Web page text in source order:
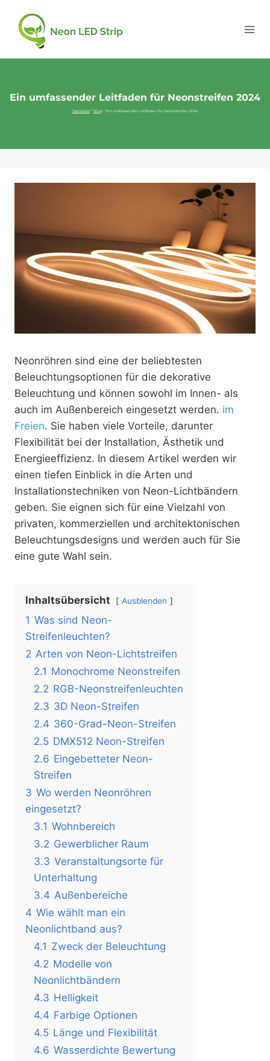
Ein umfassender Leitfaden für Neonstreifen 2024
Startseite " Blog " Ein umfassender Leitfaden für Neonstreifen 2024
Neonröhren sind eine der beliebtesten
Beleuchtungsoptionen für die dekorative
Beleuchtung und können sowohl im Innen- als
auch im Außenbereich eingesetzt werden. im
Freien. Sie haben viele Vorteile, darunter
Flexibilität bei der Installation, Ästhetik und
Energieeffizienz. In diesem Artikel werden wir
einen tiefen Einblick in die Arten und
Installationstechniken von Neon-Lichtbändern
geben. Sie eignen sich für eine Vielzahl von
privaten, kommerziellen und architektonischen
Beleuchtungsdesigns und werden auch für Sie
eine gute Wahl sein.
Inhaltsübersicht Ausblenden
1 Was sind Neon-
Streifenleuchten?
2 Arten von Neon-Lichtstreifen
2.1 Monochrome Neonstreifen
2.2 RGB-Neonstreifenleuchten
2.3 3D Neon-Streifen
2.4 360-Grad-Neon-Streifen
2.5 DMX512 Neon-Streifen
2.6 Eingebetteter Neon-
Streifen
3 Wo werden Neonröhren
eingesetzt?
3.1 Wohnbereich
3.2 Gewerblicher Raum
3.3 Veranstaltungsorte für
Unterhaltung
3.4 Außenbereiche
4 Wie wählt man ein
Neonlichtband aus?
4.1 Zweck der Beleuchtung
4.2 Modelle von
Neonlichtbändern
4.3 Helligkeit
4.4 Farbige Optionen
4.5 Länge und Flexibilität
4.6 Wasserdichte Bewertung